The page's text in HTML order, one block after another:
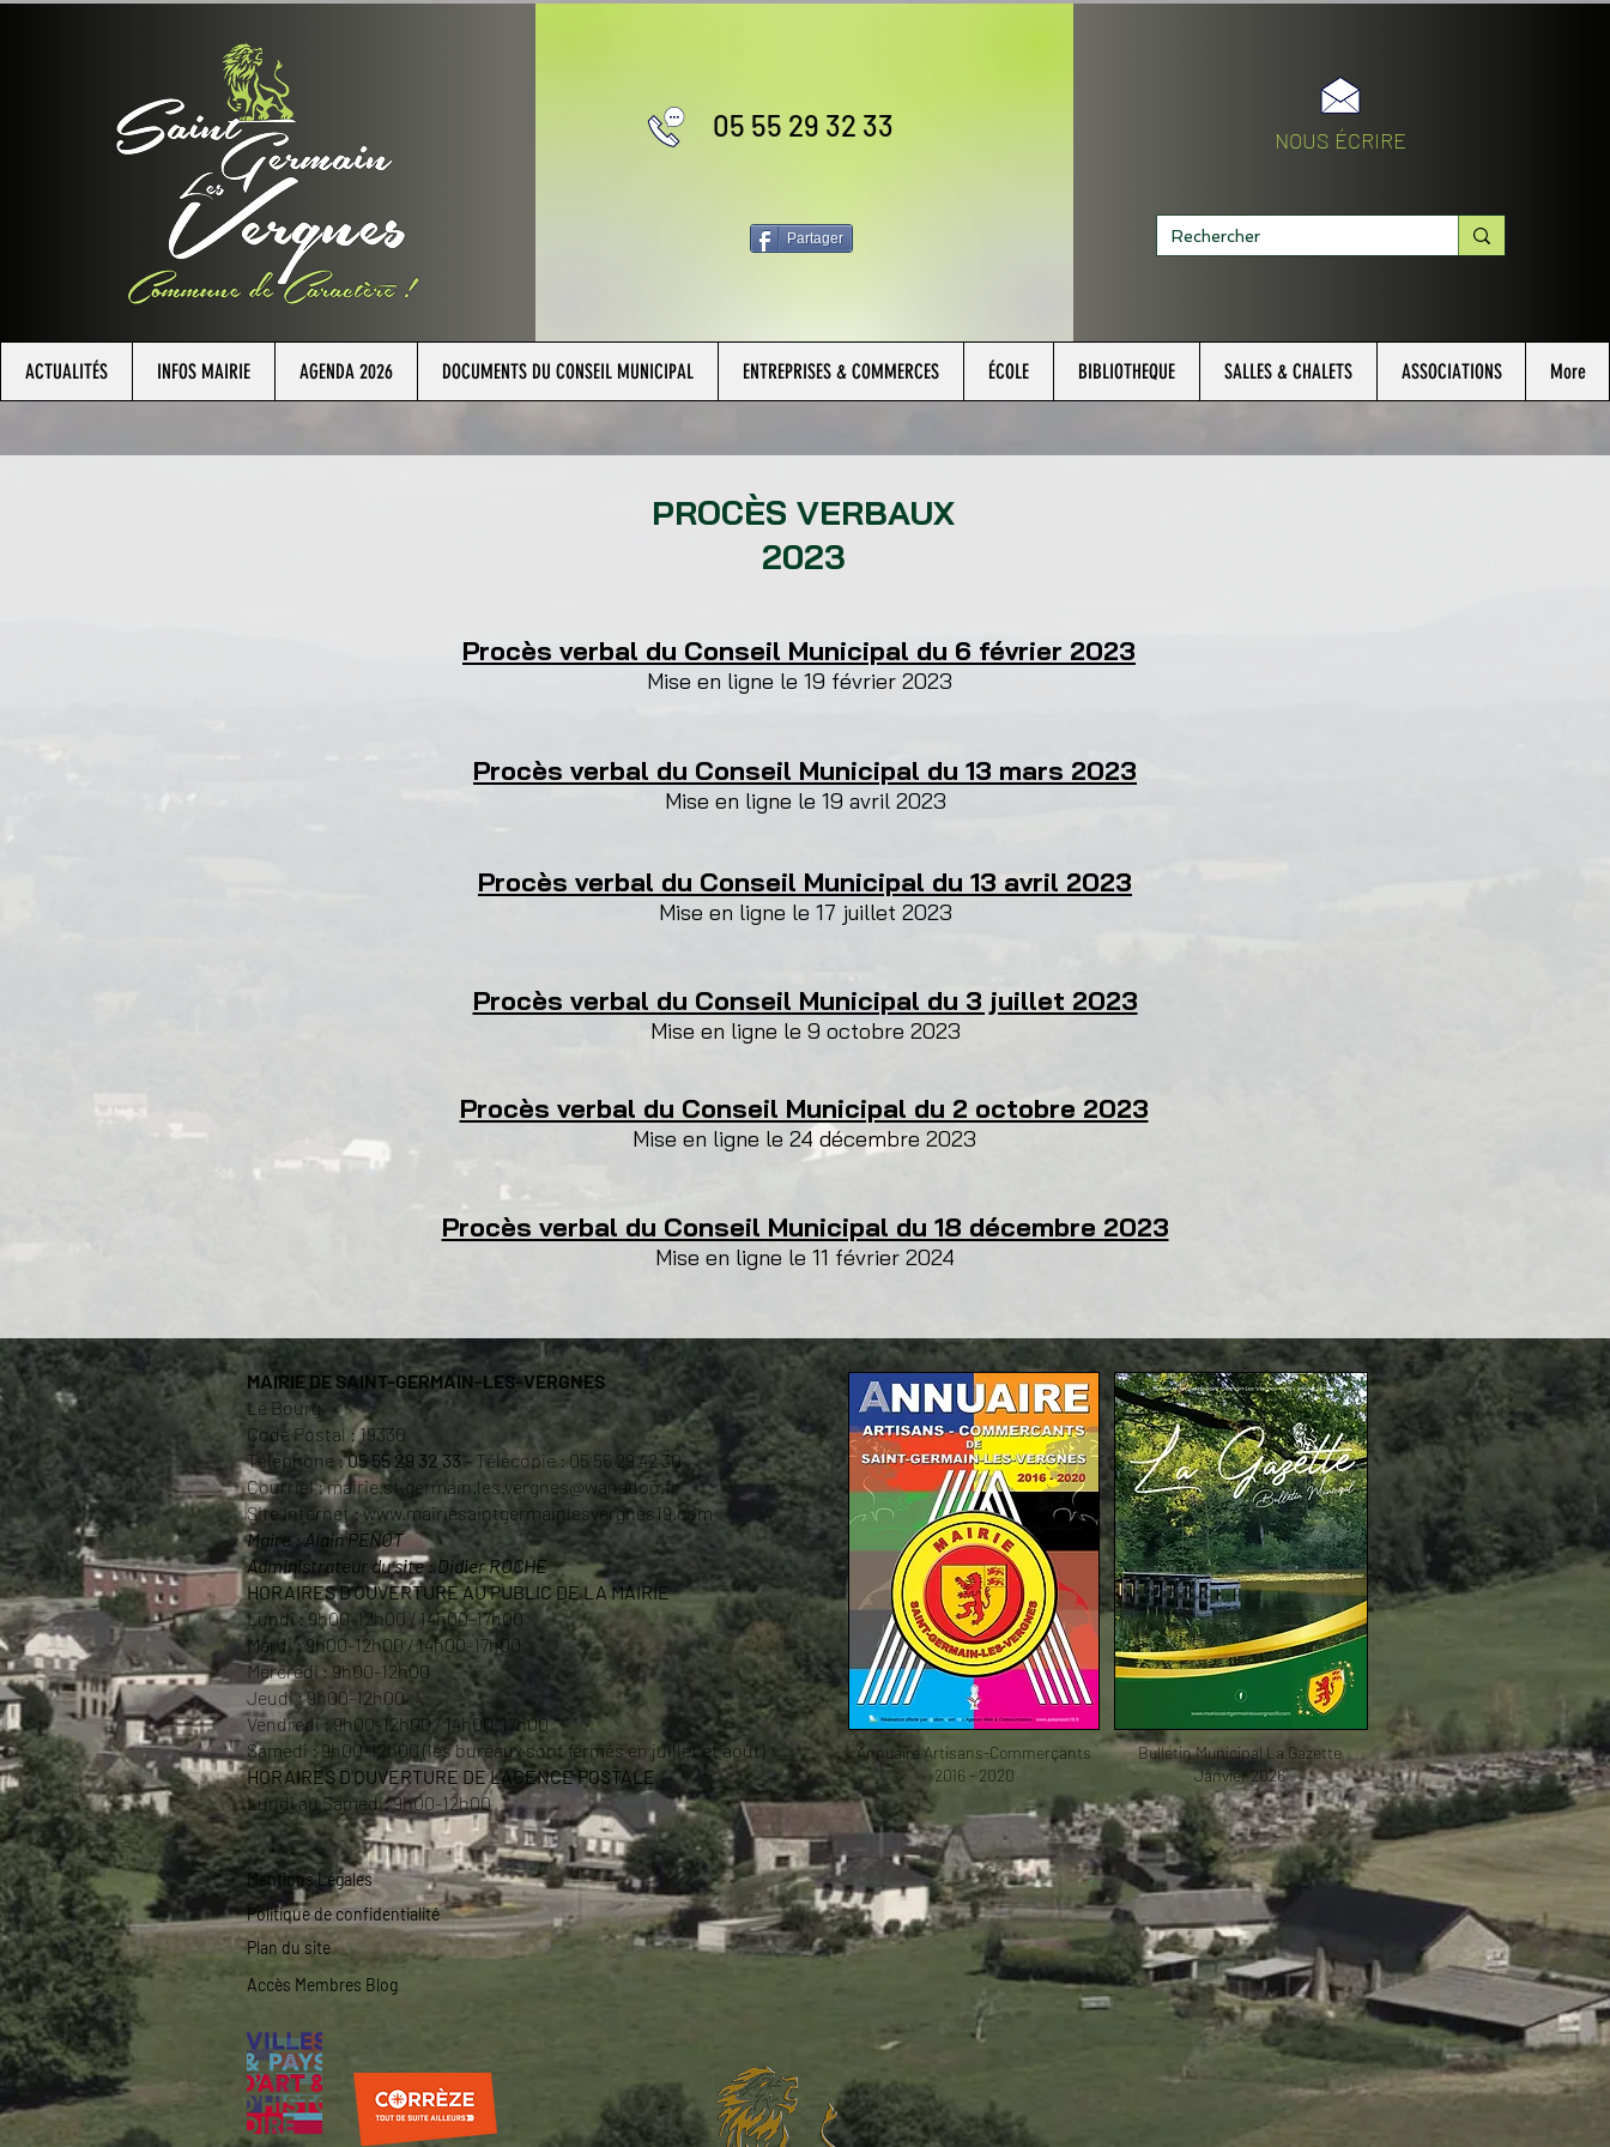
PROCÈS VERBAUX
2023
Procès verbal du Conseil Municipal du 6 février 2023
Mise en ligne le 19 février2023
Procès verbal du Conseil Municipal du 13 mars 2023
Mise en ligne le 19 avril 2023
Procès verbal du Conseil Municipal du 13 avril 2023
Mise en ligne le 17 juillet 2023
Procès verbal du Conseil Municipal du 3 juillet 2023
Mise en ligne le 9 octobre 2023
Procès verbal du Conseil Municipal du 2 octobre 2023
Mise en ligne le 24 décembre 2023
Procès verbal du Conseil Municipal du 18 décembre 2023
Mise en ligne le 11 février 2024
05 55 29 32 33
Partager
NOUS ÉCRIRE
ACTUALITÉS INFOS MAIRIE AGENDA 2026 DOCUMENTS DU CONSEIL MUNICIPAL ENTREPRISES & COMMERCES ÉCOLE BIBLIOTHEQUE SALLES & CHALETS ASSOCIATIONS More
MAIRIE DE SAINT-GERMAIN-LES-VERGNES
Le Bourg
Code Postal : 19330
Téléphone :05 55 29 32 33 - Télécopie : 05 55 29 42 30
Courriel :mairie.st.germain.les.vergnes@wanadoo.fr
Site Internet :www.mairiesaintgermainlesvergnes19.com
Maire : Alain PENOT
Administrateur du site : Didier ROCHE
HORAIRES D'OUVERTURE AU PUBLIC DE LA MAIRIE
Lundi : 9h00-12h00 / 14h00-17h00
Mardi : 9h00-12h00 / 14h00-17h00
Mercredi : 9h00-12h00
Jeudi : 9h00-12h00
Vendredi : 9h00-12h00 / 14h00-17h00
Samedi : 9h00-12h00 (les bureaux sont fermés en juillet et août)
HORAIRES D'OUVERTURE DE L'AGENCE POSTALE
Lundi au Samedi:9h00-12h00
Annuaire Artisans-Commerçants
2016 - 2020
Bulletin Municipal La Gazette
Janvier 2026
Mentions Légales
Politique de confidentialité
Plan du site
Accès Membres Blog